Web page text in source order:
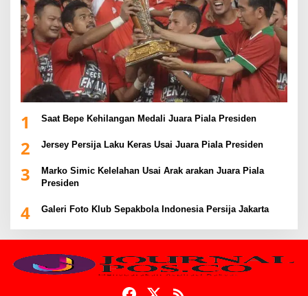
1 Saat Bepe Kehilangan Medali Juara Piala Presiden
2 Jersey Persija Laku Keras Usai Juara Piala Presiden
3
Marko Simic Kelelahan Usai Arak arakan Juara Piala
Presiden
4 Galeri Foto Klub Sepakbola Indonesia Persija Jakarta